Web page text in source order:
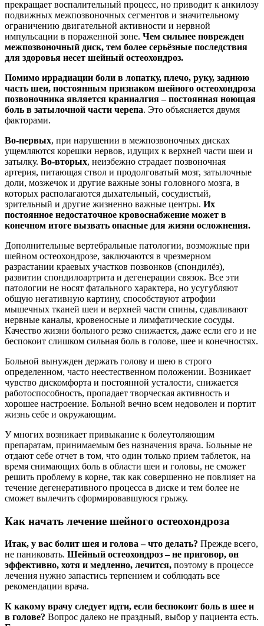
прекращает воспалительный процесс, но приводит к анкилозу
подвижных межпозвоночных сегментов и значительному
ограничению двигательной активности и нервной
импульсации в пораженной зоне. Чем сильнее поврежден
межпозвоночный диск, тем более серьёзные последствия
для здоровья несет шейный остеохондроз.
Помимо иррадиации боли в лопатку, плечо, руку, заднюю
часть шеи, постоянным признаком шейного остеохондроза
позвоночника является краниалгия – постоянная ноющая
боль в затылочной части черепа. Это объясняется двумя
факторами.
Во-первых, при нарушении в межпозвоночных дисках
ущемляются корешки нервов, идущих к верхней части шеи и
затылку. Во-вторых, неизбежно страдает позвоночная
артерия, питающая ствол и продолговатый мозг, затылочные
доли, мозжечок и другие важные зоны головного мозга, в
которых располагаются дыхательный, сосудистый,
зрительный и другие жизненно важные центры. Их
постоянное недостаточное кровоснабжение может в
конечном итоге вызвать опасные для жизни осложнения.
Дополнительные вертебральные патологии, возможные при
шейном остеохондрозе, заключаются в чрезмерном
разрастании краевых участков позвонков (спондилёз),
развитии спондилоартрита и дегенерации связок. Все эти
патологии не носят фатального характера, но усугубляют
общую негативную картину, способствуют атрофии
мышечных тканей шеи и верхней части спины, сдавливают
нервные каналы, кровеносные и лимфатические сосуды.
Качество жизни больного резко снижается, даже если его и не
беспокоит слишком сильная боль в голове, шее и конечностях.
Больной вынужден держать голову и шею в строго
определенном, часто неестественном положении. Возникает
чувство дискомфорта и постоянной усталости, снижается
работоспособность, пропадает творческая активность и
хорошее настроение. Больной вечно всем недоволен и портит
жизнь себе и окружающим.
У многих возникает привыкание к болеутоляющим
препаратам, принимаемым без назначения врача. Больные не
отдают себе отчет в том, что один только прием таблеток, на
время снимающих боль в области шеи и головы, не сможет
решить проблему в корне, так как совершенно не повлияет на
течение дегенеративного процесса в диске и тем более не
сможет вылечить сформировавшуюся грыжу.
Как начать лечение шейного остеохондроза
Итак, у вас болит шея и голова – что делать? Прежде всего,
не паниковать. Шейный остеохондроз – не приговор, он
эффективно, хотя и медленно, лечится, поэтому в процессе
лечения нужно запастись терпением и соблюдать все
рекомендации врача.
К какому врачу следует идти, если беспокоит боль в шее и
в голове? Вопрос далеко не праздный, выбор у пациента есть.